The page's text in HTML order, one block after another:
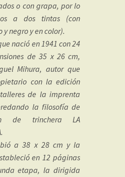
o con grapa, por lo
a dos tintas (con
negro y en color).
nació en 1941 con 24
de 35 x 26 cm,
Mihura, autor que
con la edición
de la imprenta
la filosofía de
de trinchera LA
a 38 x 28 cm y la
en 12 páginas
etapa, la dirigida